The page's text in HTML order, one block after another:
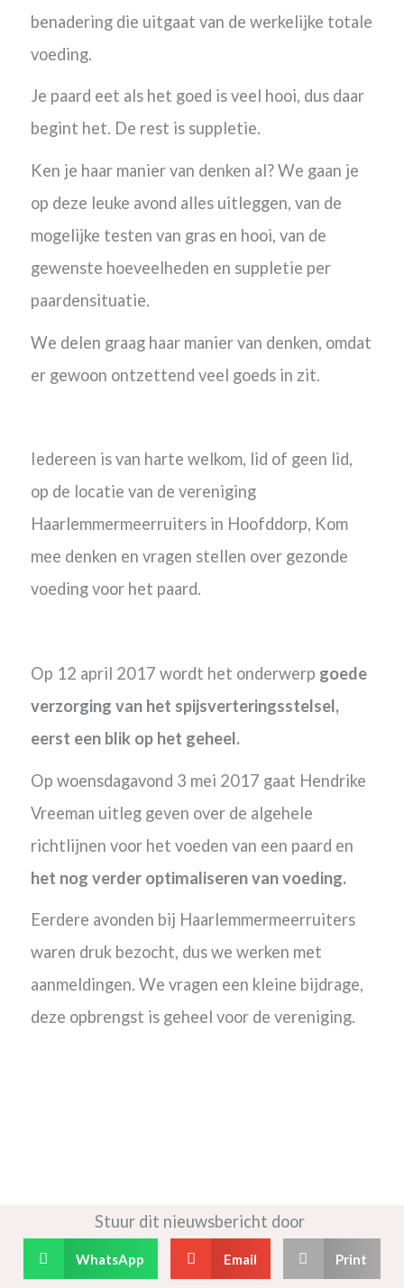
benadering die uitgaat van de werkelijke totale
voeding.
Je paard eet als het goed is veel hooi, dus daar
begint het. De rest is suppletie.
Ken je haar manier van denken al? We gaan je
op deze leuke avond alles uitleggen, van de
mogelijke testen van gras en hooi, van de
gewenste hoeveelheden en suppletie per
paardensituatie.
We delen graag haar manier van denken, omdat
er gewoon ontzettend veel goeds in zit.
Iedereen is van harte welkom, lid of geen lid,
op de locatie van de vereniging
Haarlemmermeerruiters in Hoofddorp, Kom
mee denken en vragen stellen over gezonde
voeding voor het paard.
Op 12 april 2017 wordt het onderwerp goede
verzorging van het spijsverteringsstelsel,
eerst een blik op het geheel.
Op woensdagavond 3 mei 2017 gaat Hendrike
Vreeman uitleg geven over de algehele
richtlijnen voor het voeden van een paard en
het nog verder optimaliseren van voeding.
Eerdere avonden bij Haarlemmermeerruiters
waren druk bezocht, dus we werken met
aanmeldingen. We vragen een kleine bijdrage,
deze opbrengst is geheel voor de vereniging.
Stuur dit nieuwsbericht door
WhatsApp Email Print